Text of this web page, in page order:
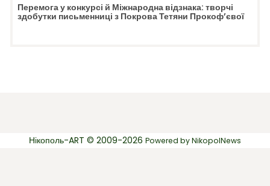
Перемога у конкурсі й Міжнародна відзнака: творчі
здобутки письменниці з Покрова Тетяни Прокоф’євої
Нікополь-ART © 2009-2026 Powered byNikopolNews